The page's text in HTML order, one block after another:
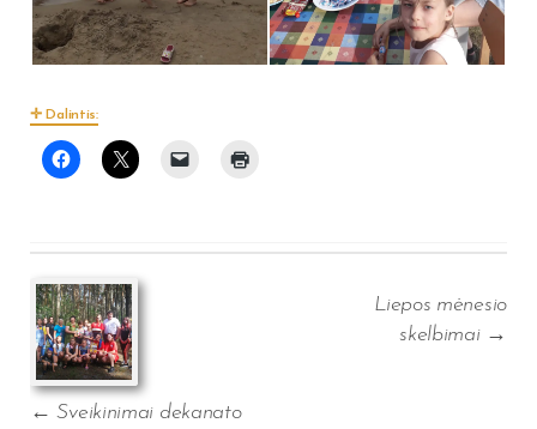
Dalintis:
navigation
← Sveikinimai dekanato
Liepos mėnesio
skelbimai →